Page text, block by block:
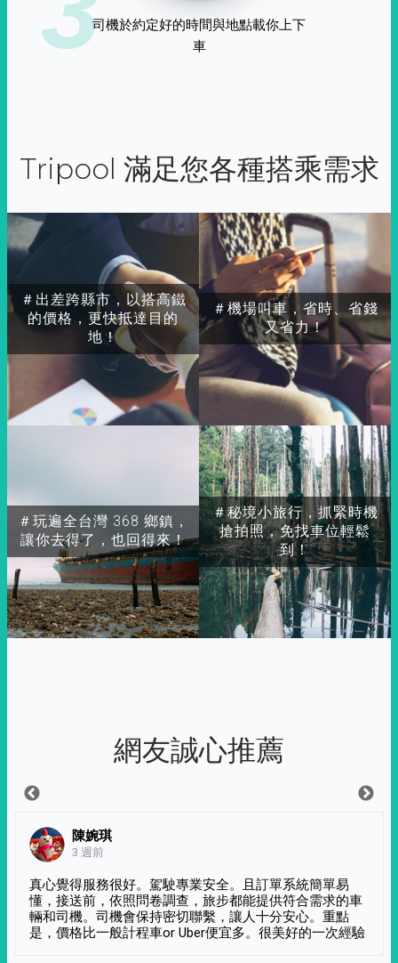
司機於約定好的時間與地點載你上下
車
Tripool 滿足您各種搭乘需求
＃出差跨縣市，以搭高鐵
的價格，更快抵達目的
地！
＃玩遍全台灣 368 鄉鎮，
讓你去得了，也回得來！
＃秘境小旅行，抓緊時機
搶拍照，免找車位輕鬆
到！
＃機場叫車，省時、省錢
又省力！
網友誠心推薦
陳婉琪
3 週前
真心覺得服務很好。駕駛專業安全。且訂單系統簡單易
懂，接送前，依照問卷調查，旅步都能提供符合需求的車
輛和司機。司機會保持密切聯繫，讓人十分安心。重點
是，價格比一般計程車or Uber便宜多。很美好的一次經驗